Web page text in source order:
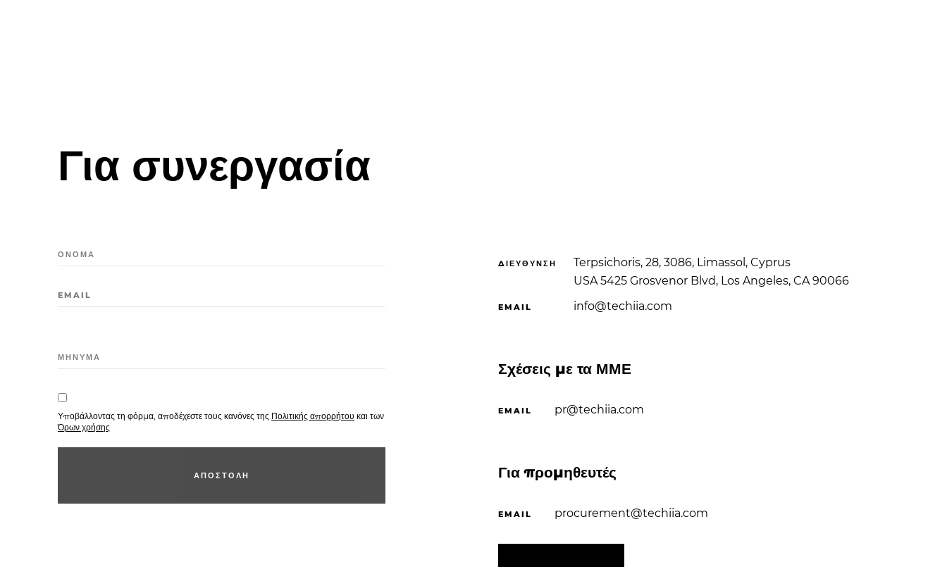
Για συνεργασία
ΟΝΟΜΑ
EMAIL
ΜΗΝΥΜΑ
Υποβάλλοντας τη φόρμα, αποδέχεστε τους κανόνες της Πολιτικής απορρήτου και των
Όρων χρήσης
ΑΠΟ ΣΤΟ ΛΗ
ΔΙΕΥΘΥΝΣΗ
Terpsichoris, 28, 3086, Limassol, Cyprus
USA 5425 Grosvenor Blvd, Los Angeles, CA 90066
EMAIL info@techiia.com
Σχέσεις με τα ΜΜΕ
EMAIL pr@techiia.com
Για προμηθευτές
EMAIL procurement@techiia.com